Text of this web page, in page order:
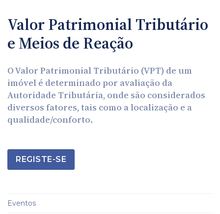
Valor Patrimonial Tributário
e Meios de Reação
O Valor Patrimonial Tributário (VPT) de um
imóvel é determinado por avaliação da
Autoridade Tributária, onde são considerados
diversos fatores, tais como a localização e a
qualidade/conforto.
REGISTE-SE
Eventos